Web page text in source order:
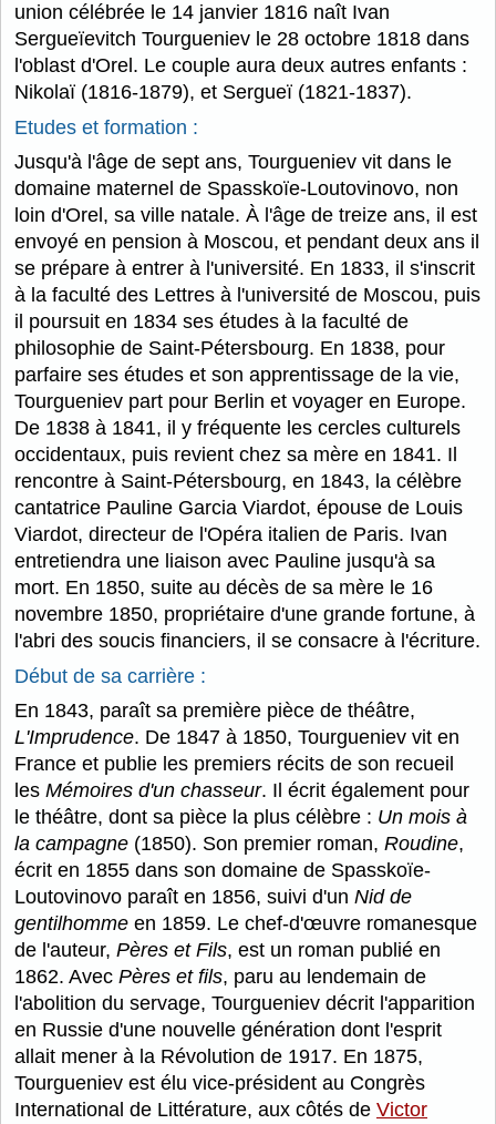
union célébrée le 14 janvier 1816 naît Ivan
Sergueïevitch Tourgueniev le 28 octobre 1818 dans
l'oblast d'Orel. Le couple aura deux autres enfants :
Nikolaï (1816-1879), et Sergueï (1821-1837).
Etudes et formation :
Jusqu'à l'âge de sept ans, Tourgueniev vit dans le
domaine maternel de Spasskoïe-Loutovinovo, non
loin d'Orel, sa ville natale. À l'âge de treize ans, il est
envoyé en pension à Moscou, et pendant deux ans il
se prépare à entrer à l'université. En 1833, il s'inscrit
à la faculté des Lettres à l'université de Moscou, puis
il poursuit en 1834 ses études à la faculté de
philosophie de Saint-Pétersbourg. En 1838, pour
parfaire ses études et son apprentissage de la vie,
Tourgueniev part pour Berlin et voyager en Europe.
De 1838 à 1841, il y fréquente les cercles culturels
occidentaux, puis revient chez sa mère en 1841. Il
rencontre à Saint-Pétersbourg, en 1843, la célèbre
cantatrice Pauline Garcia Viardot, épouse de Louis
Viardot, directeur de l'Opéra italien de Paris. Ivan
entretiendra une liaison avec Pauline jusqu'à sa
mort. En 1850, suite au décès de sa mère le 16
novembre 1850, propriétaire d'une grande fortune, à
l'abri des soucis financiers, il se consacre à l'écriture.
Début de sa carrière :
En 1843, paraît sa première pièce de théâtre,
L'Imprudence. De 1847 à 1850, Tourgueniev vit en
France et publie les premiers récits de son recueil
les Mémoires d'un chasseur. Il écrit également pour
le théâtre, dont sa pièce la plus célèbre : Un mois à
la campagne (1850). Son premier roman, Roudine,
écrit en 1855 dans son domaine de Spasskoïe-
Loutovinovo paraît en 1856, suivi d'un Nid de
gentilhomme en 1859. Le chef-d'œuvre romanesque
de l'auteur, Pères et Fils, est un roman publié en
1862. Avec Pères et fils, paru au lendemain de
l'abolition du servage, Tourgueniev décrit l'apparition
en Russie d'une nouvelle génération dont l'esprit
allait mener à la Révolution de 1917. En 1875,
Tourgueniev est élu vice-président au Congrès
International de Littérature, aux côtés de Victor